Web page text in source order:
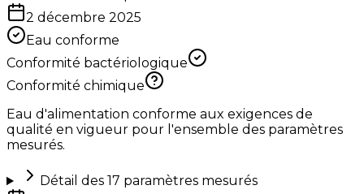
2 décembre 2025
Eau conforme
Conformité bactériologique
Conformité chimique
Eau d'alimentation conforme aux exigences de
qualité en vigueur pour l'ensemble des paramètres
mesurés.
Détail des 17 paramètres mesurés